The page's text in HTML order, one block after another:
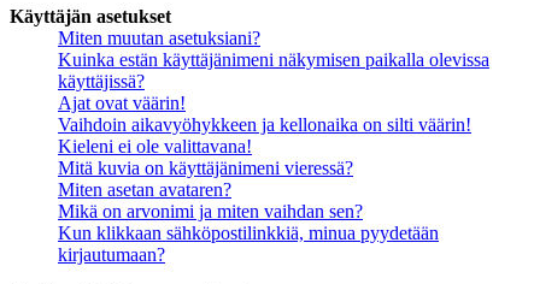
Käyttäjän asetukset
Miten muutan asetuksiani?
Kuinka estän käyttäjänimeni näkymisen paikalla olevissa
käyttäjissä?
Ajat ovat väärin!
Vaihdoin aikavyöhykkeen ja kellonaika on silti väärin!
Kieleni ei ole valittavana!
Mitä kuvia on käyttäjänimeni vieressä?
Miten asetan avataren?
Mikä on arvonimi ja miten vaihdan sen?
Kun klikkaan sähköpostilinkkiä, minua pyydetään
kirjautumaan?